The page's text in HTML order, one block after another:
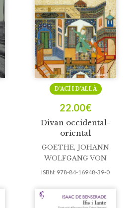
Divan occidental-
oriental
D’ACÍ I D’ALLÀ
22.00€
GOETHE, JOHANN
WOLFGANG VON
ISBN: 978-84-16948-39-0